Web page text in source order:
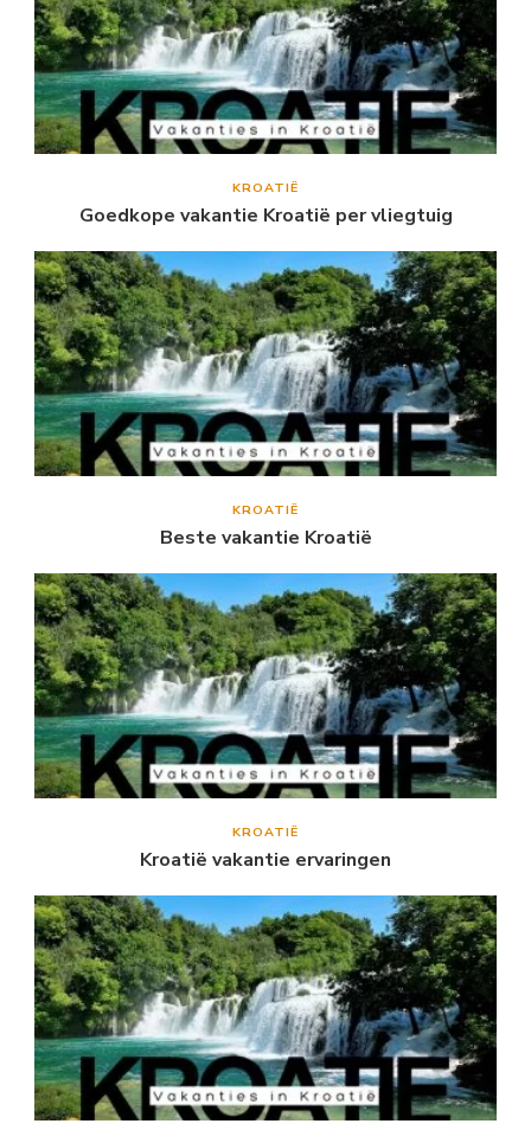
KROATIË
Goedkope vakantie Kroatië per vliegtuig
KROATIË
Beste vakantie Kroatië
KROATIË
Kroatië vakantie ervaringen